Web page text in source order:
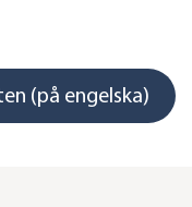
(på engelska)